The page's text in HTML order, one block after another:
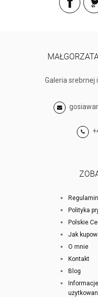
Galeria srebrnej
Regulamin
Polityka
Polskie
Jak
O mnie
Kontakt
Blog